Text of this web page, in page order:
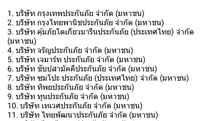
1. บริษัท กรุงเทพประกันภัย จำกัด (มหาชน)
2. บริษัท กรุงไทยพานิชประกันภัย จำกัด (มหาชน)
3. บริษัท คุ้มภัยโตเกียวมารีนประกันภัย (ประเทศไทย) จำกัด
(มหาชน)
4. บริษัท จรัญประกันภัย จำกัด (มหาชน)
5. บริษัท เจมาร์ท ประกันภัย จำกัด (มหาชน)
6. บริษัท ชับบ์สามัคคีประกันภัย จำกัด (มหาชน)
7. บริษัท ซมโปะ ประกันภัย (ประเทศไทย) จำกัด (มหาชน)
8. บริษัท ทิพยประกันภัย จำกัด (มหาชน)
9. บริษัท ทูนประกันภัย จำกัด (มหาชน)
10. บริษัท เทเวศประกันภัย จำกัด (มหาชน)
11. บริษัท ไทยพัฒนาประกันภัย จำกัด (มหาชน)